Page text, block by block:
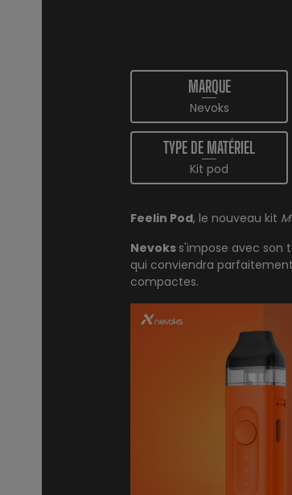
MARQUE
Nevoks
TYPE DE MATÉRIEL
Kit pod
Feelin Pod, le nouveau kit
Nevoks s'impose avec son
qui conviendra
compactes.